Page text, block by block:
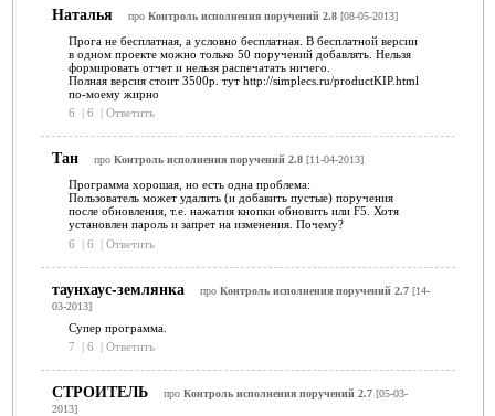
Наталья про Контроль исполнения поручений 2.8[08-05-2013]
Прога не бесплатная, а условно бесплатная. В бесплатной версии
в одном проекте можно только 50 поручений добавлять. Нельзя
формировать отчет и нельзя распечатать ничего.
Полная версия стоит 3500р. тут http://simplecs.ru/productKIP.html
по-моему жирно
6
| 6 | Ответить
Тан про Контроль исполнения поручений 2.8[11-04-2013]
Программа хорошая, но есть одна проблема:
Пользователь может удалить (и добавить пустые) поручения
после обновления, т.е. нажатия кнопки обновить или F5. Хотя
установлен пароль и запрет на изменения. Почему?
6
| 6 | Ответить
таунхаус-землянка про Контроль исполнения поручений 2.7[14-
03-2013]
Супер программа.
7
| 6 | Ответить
СТРОИТЕЛЬ про Контроль исполнения поручений 2.7[05-03-
2013]